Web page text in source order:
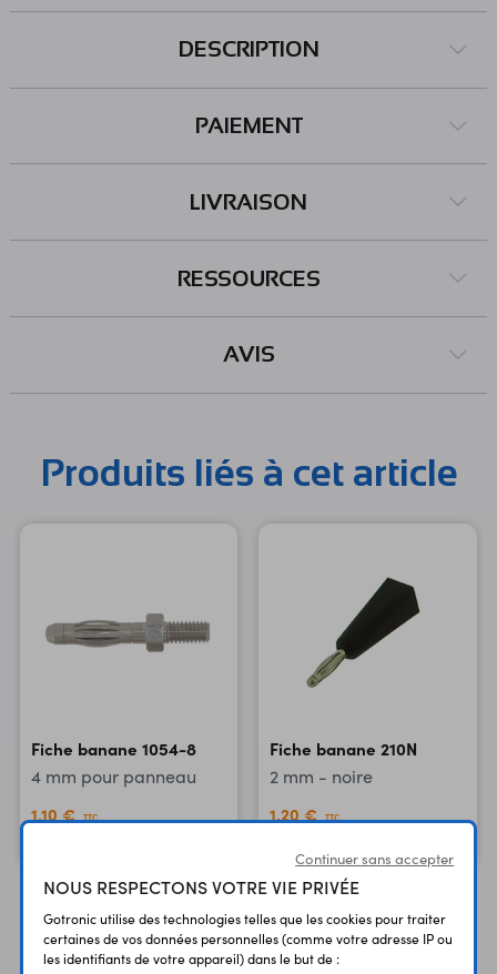
DESCRIPTION
PAIEMENT
LIVRAISON
RESSOURCES
AVIS
Produits liés à cet article
Fiche banane 1054-8
4 mm pour panneau
1,10 €
TTC
Fiche banane 210N
2 mm - noire
1,20 €
TTC
Continuer sans accepter
NOUS RESPECTONS VOTRE VIE PRIVÉE
Gotronic utilise des technologies telles que les cookies pour traiter
certaines de vos données personnelles (comme votre adresse IP ou
les identifiants de votre appareil) dans le but de :